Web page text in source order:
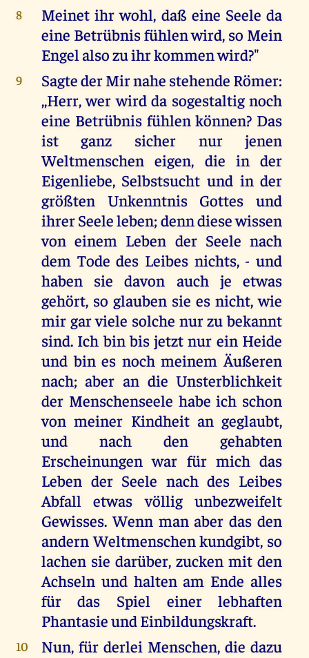
8
Meinet ihr wohl, daß eine Seele da
eine Betrübnis fühlen wird, so Mein
Engel also zu ihr kommen wird?"
9
Sagte der Mir nahe stehende Römer:
,,Herr, wer wird da sogestaltig noch
eine Betrübnis fühlen können? Das
ist ganz sicher nur jenen
Weltmenschen eigen, die in der
Eigenliebe, Selbstsucht und in der
größten Unkenntnis Gottes und
ihrer Seele leben; denn diese wissen
von einem Leben der Seele nach
dem Tode des Leibes nichts, - und
haben sie davon auch je etwas
gehört, so glauben sie es nicht, wie
mir gar viele solche nur zu bekannt
sind. Ich bin bis jetzt nur ein Heide
und bin es noch meinem Äußeren
nach; aber an die Unsterblichkeit
der Menschenseele habe ich schon
von meiner Kindheit an geglaubt,
und nach den gehabten
Erscheinungen war für mich das
Leben der Seele nach des Leibes
Abfall etwas völlig unbezweifelt
Gewisses. Wenn man aber das den
andern Weltmenschen kundgibt, so
lachen sie darüber, zucken mit den
Achseln und halten am Ende alles
für das Spiel einer lebhaften
Phantasie und Einbildungskraft.
10
Nun, für derlei Menschen, die dazu